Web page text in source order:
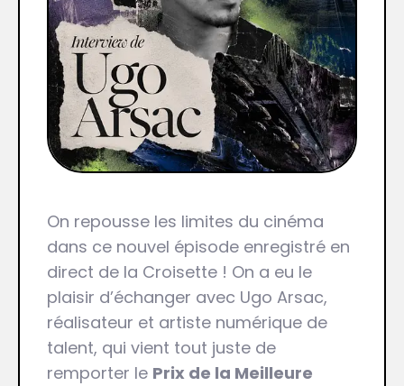
On repousse les limites du cinéma
dans ce nouvel épisode enregistré en
direct de la Croisette ! On a eu le
plaisir d’échanger avec Ugo Arsac,
réalisateur et artiste numérique de
talent, qui vient tout juste de
remporter le Prix de la Meilleure